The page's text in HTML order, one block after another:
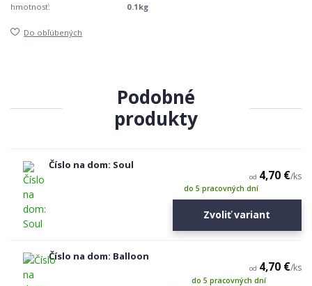
hmotnosť:
0.1kg
Do obľúbených
Podobné
produkty
Číslo na dom: Soul
od 4,70 €/ks
do 5 pracovných dní
Zvoliť variant
Číslo na dom: Balloon
od 4,70 €/ks
do 5 pracovných dní